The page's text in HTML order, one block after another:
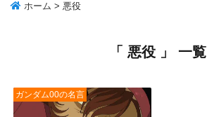
ホーム > 悪役
「 悪役 」 一覧
ガンダム00の名言